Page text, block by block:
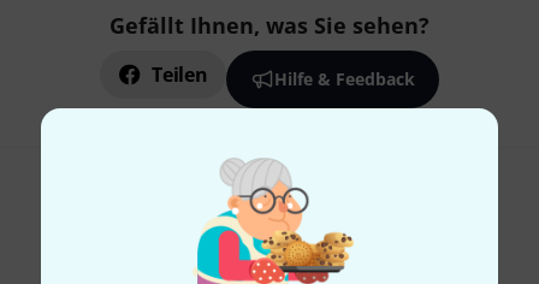
Gefällt Ihnen, was Sie sehen?
Teilen Hilfe & Feedback